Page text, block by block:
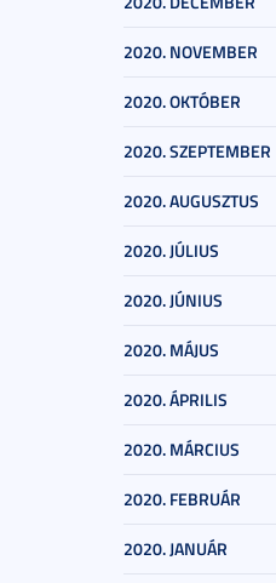
2020. NOVEMBER
2020. OKTÓBER
2020. SZEPTEMBER
2020. AUGUSZTUS
2020. JÚLIUS
2020. JÚNIUS
2020. MÁJUS
2020. ÁPRILIS
2020. MÁRCIUS
2020. FEBRUÁR
2020. JANUÁR